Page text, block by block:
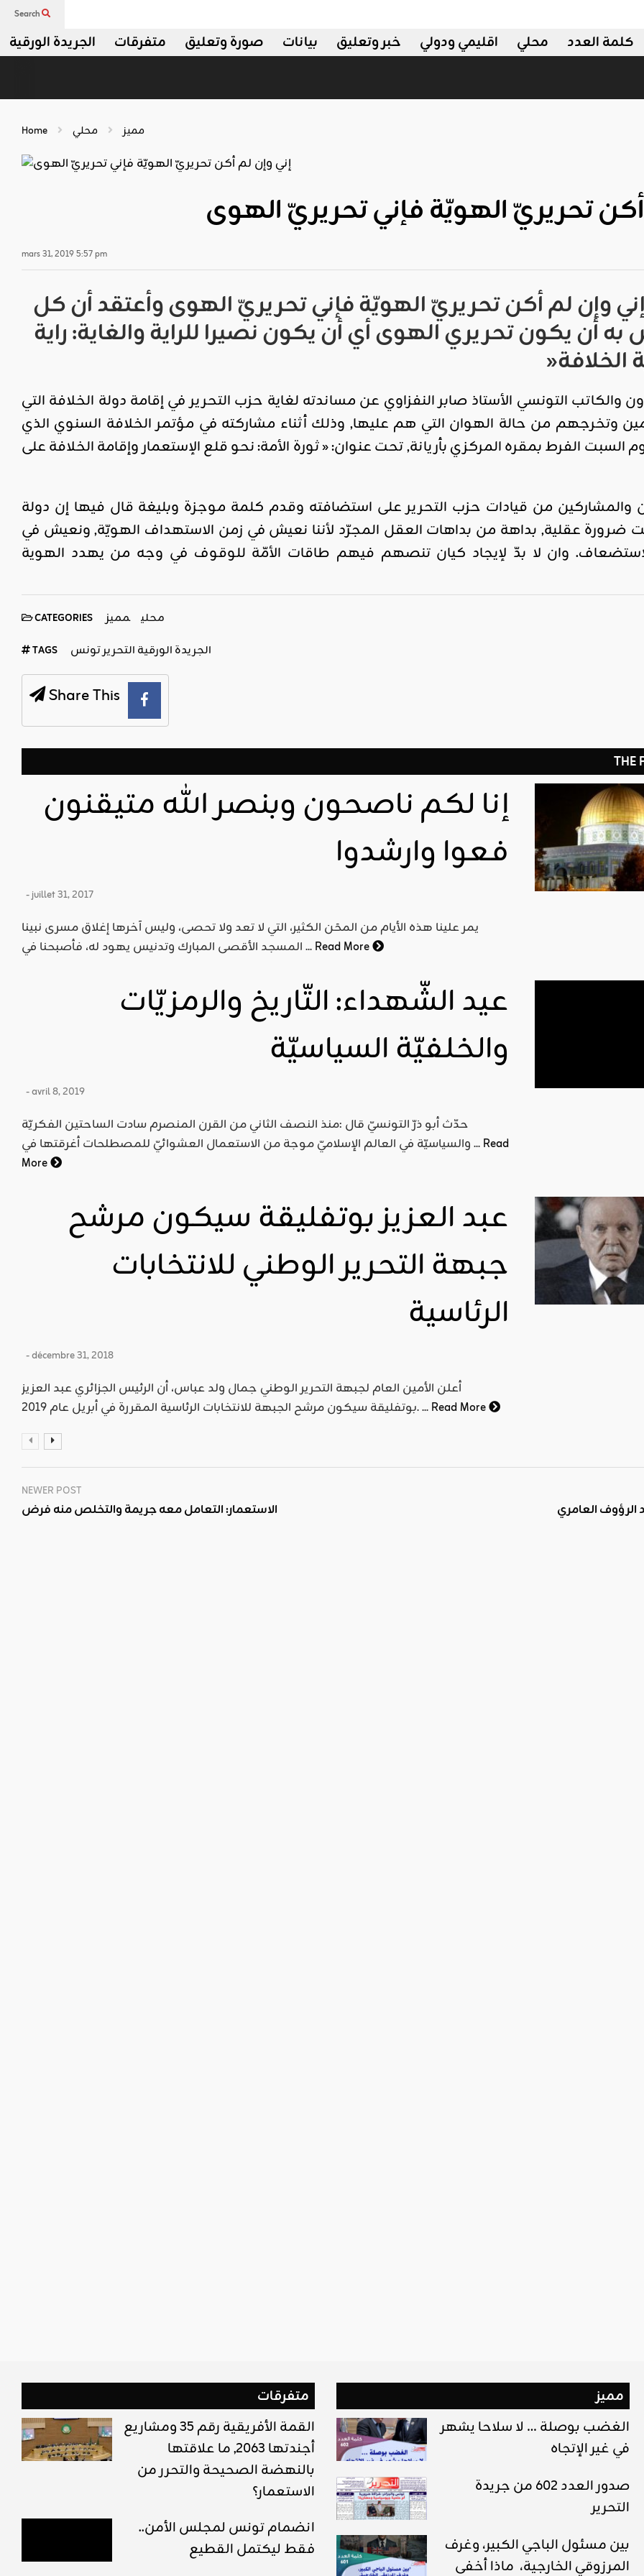
Search
الجريدة الورقية متفرقات صورة وتعليق بيانات خبر وتعليق اقليمي ودولي محلي كلمة العدد
Home مميز محلي
تحريريّ الهويّة فإني تحريريّ الهوى
mars 31, 2019 5:57 pm
وإن لم أكن تحريريّ الهويّة فإني تحريريّ الهوى وأعتقد أن كل
أن يكون تحريري الهوى أي أن يكون نصيرا للراية والغاية: راية
الخلافة«
والكاتب التونسي الأستاذ صابر النفزاوي عن مساندته لغاية حزب التحرير في إقامة دولة الخلافة التي
وتخرجهم من حالة الهوان التي هم عليها, وذلك أثناء مشاركته في مؤتمر الخلافة السنوي الذي
السبت الفرط بمقره المركزي بأريانة, تحت عنوان: « ثورة الأمة: نحو قلع الإستعمار وإقامة الخلافة على
والمشاركين من قيادات حزب التحرير على استضافته وقدم كلمة موجزة وبليغة قال فيها إن دولة
ضرورة عقلية, بداهة من بداهات العقل المجرّد لأننا نعيش في زمن الاستهداف الهويّة, ونعيش في
وان لا بدّ لإيجاد كيان تنصهم فيهم طاقات الأمّة للوقوف في وجه من يهدد الهوية
CATEGORIES محلي مميز
TAGS الجريدة الورقية التحرير تونس
Share This
THE
إنا لكم ناصحون وبنصر الله متيقنون
فعوا وارشدوا
- juillet 31, 2017
يمر علينا هذه الأيام من المحَن الكثير، التي لا تعد ولا تحصى، وليس آخرها إغلاق مسرى نبينا
المسجد الأقصى المبارك وتدنيس يهود له، فأصبحنا في ...Read More
عيد الشّهداء: التّاريخ والرمزيّات
والخلفيّة السياسيّة
- avril 8, 2019
حدّث أبو ذرّ التونسيّ قال :منذ النصف الثاني من القرن المنصرم سادت الساحتين الفكريّة
والسياسيّة في العالم الإسلاميّ موجة من الاستعمال العشوائيّ للمصطلحات أغرقتها في ...Read
More
عبد العزيز بوتفليقة سيكون مرشح
جبهة التحرير الوطني للانتخابات
الرئاسية
- décembre 31, 2018
أعلن الأمين العام لجبهة التحرير الوطني جمال ولد عباس، أن الرئيس الجزائري عبد العزيز
بوتفليقة سيكون مرشح الجبهة للانتخابات الرئاسية المقررة في أبريل عام 2019. ...Read More
NEWER POST
الاستعمار: التعامل معه جريمة والتخلص منه فرض الرؤوف العامري
متفرقات
القمة الأفريقية رقم 35 ومشاريع
أجندتها 2063, ما علاقتها
بالنهضة الصحيحة والتحرر من
الاستعمار؟
انضمام تونس لمجلس الأمن..
فقط ليكتمل القطيع
مميز
الغضب بوصلة … لا سلاحا يشهر
في غير الإتجاه
صدور العدد 602 من جريدة
التحرير
بين مسئول الباجي الكبير، وغرف
المرزوقي الخارجية، ماذا أخفى